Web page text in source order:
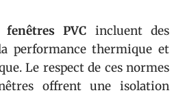
PVC incluent des
performance thermique et
Le respect de ces normes
offrent une isolation